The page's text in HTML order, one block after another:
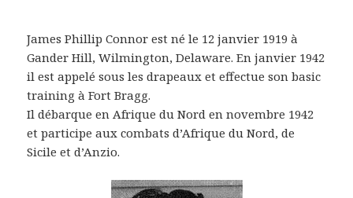
James Phillip Connor est né le 12 janvier 1919 à
Gander Hill, Wilmington, Delaware. En janvier 1942
il est appelé sous les drapeaux et effectue son basic
training à Fort Bragg.
Il débarque en Afrique du Nord en novembre 1942
et participe aux combats d’Afrique du Nord, de
Sicile et d’Anzio.